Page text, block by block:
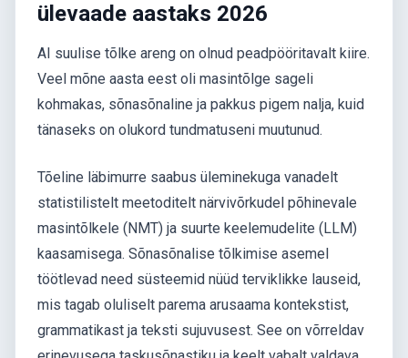
ülevaade aastaks 2026
AI suulise tõlke areng on olnud peadpööritavalt kiire.
Veel mõne aasta eest oli masintõlge sageli
kohmakas, sõnasõnaline ja pakkus pigem nalja, kuid
tänaseks on olukord tundmatuseni muutunud.
Tõeline läbimurre saabus üleminekuga vanadelt
statistilistelt meetoditelt närvivõrkudel põhinevale
masintõlkele (NMT) ja suurte keelemudelite (LLM)
kaasamisega. Sõnasõnalise tõlkimise asemel
töötlevad need süsteemid nüüd terviklikke lauseid,
mis tagab oluliselt parema arusaama kontekstist,
grammatikast ja teksti sujuvusest. See on võrreldav